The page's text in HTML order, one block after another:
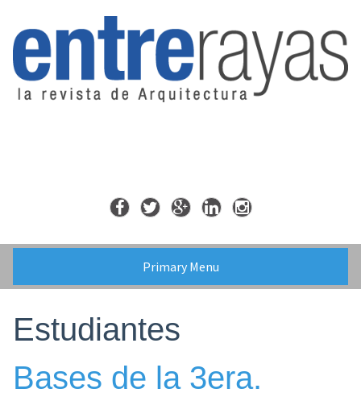
content
Primary Menu
Estudiantes
Bases de la 3era.